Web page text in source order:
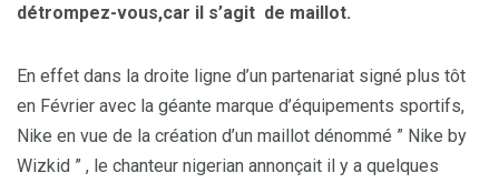
détrompez-vous,car il s’agit de maillot.
En effet dans la droite ligne d’un partenariat signé plus tôt
en Février avec la géante marque d’équipements sportifs,
Nike en vue de la création d’un maillot dénommé ” Nike by
Wizkid ” , le chanteur nigerian annonçait il y a quelques